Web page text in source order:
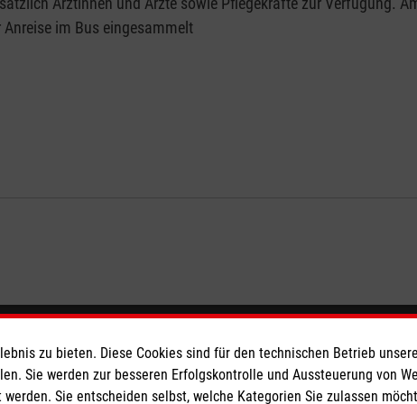
im Bus eingesammelt
Spendenkonto
Empfänger: Malteser Hilfsdienst
zu bieten. Diese Cookies sind für den technischen Betrieb
Sie werden zur besseren Erfolgskontrolle und Aussteuerung von
Sie entscheiden selbst, welche Kategorien Sie zulassen